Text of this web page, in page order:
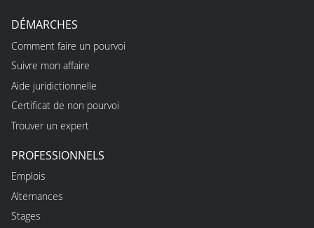
DÉMARCHES
Comment faire un pourvoi
Suivre mon affaire
Aide juridictionnelle
Certificat de non pourvoi
Trouver un expert
PROFESSIONNELS
Emplois
Alternances
Stages